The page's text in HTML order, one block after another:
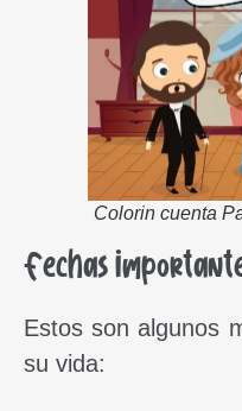
Colorin cuenta
Fechas
Estos son algunos
su vida: